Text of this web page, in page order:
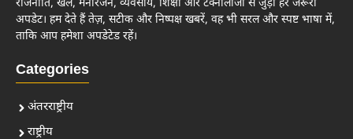
राजनीति, खेल, मनोरंजन, व्यवसाय, शिक्षा और टेक्नोलॉजी से जुड़ी हर जरूरी
अपडेट। हम देते हैं तेज़, सटीक और निष्पक्ष खबरें, वह भी सरल और स्पष्ट भाषा में,
ताकि आप हमेशा अपडेटेड रहें।
Categories
अंतरराष्ट्रीय
राष्ट्रीय